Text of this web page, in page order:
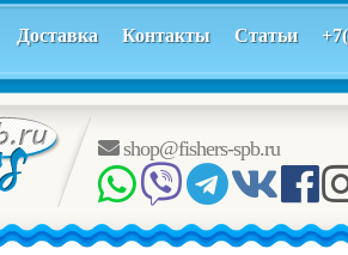
Доставка Контакты Статьи
shop@fishers-spb.ru